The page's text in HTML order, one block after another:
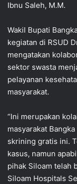
Ibnu Saleh, M.M.
Wakil Bupati
kegiatan di RSUD
mengatakan
sektor swasta
pelayanan
masyarakat.
“Ini merupakan
masyarakat
skrining gratis ini.
kasus, namun
pihak Siloam telah
Siloam Hospitals